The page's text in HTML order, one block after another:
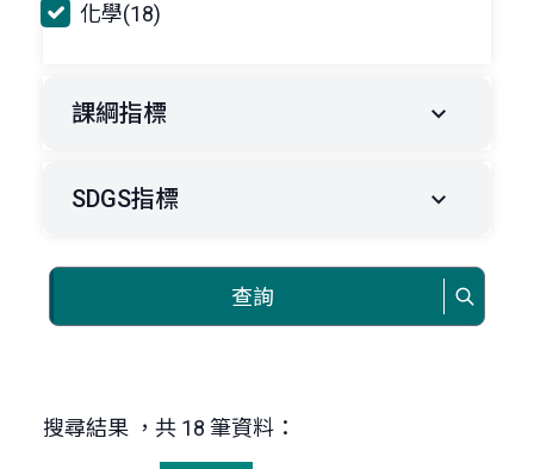
化學(18)
課綱指標
SDGS指標
查詢
搜尋結果 ，共 18 筆資料：